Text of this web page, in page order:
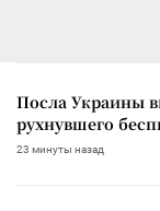
Посла Украины
рухнувшего
23 минуты назад